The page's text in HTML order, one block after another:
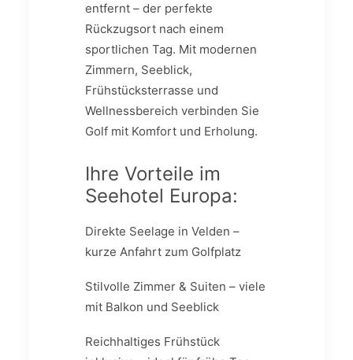
entfernt – der perfekte
Rückzugsort nach einem
sportlichen Tag. Mit modernen
Zimmern, Seeblick,
Frühstücksterrasse und
Wellnessbereich verbinden Sie
Golf mit Komfort und Erholung.
Ihre Vorteile im
Seehotel Europa:
Direkte Seelage in Velden –
kurze Anfahrt zum Golfplatz
Stilvolle Zimmer & Suiten – viele
mit Balkon und Seeblick
Reichhaltiges Frühstück